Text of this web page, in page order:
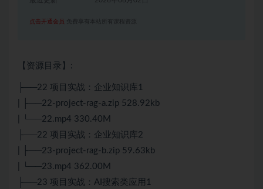
点击开通会员 免费享有本站所有课程资源
【资源目录】:
├──22 项目实战：企业知识库1
| ├──22-project-rag-a.zip 528.92kb
| └──22.mp4 330.40M
├──22 项目实战：企业知识库2
| ├──23-project-rag-b.zip 59.63kb
| └──23.mp4 362.00M
├──23 项目实战：AI搜索类应用1